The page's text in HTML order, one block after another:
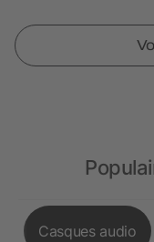
Casques audio